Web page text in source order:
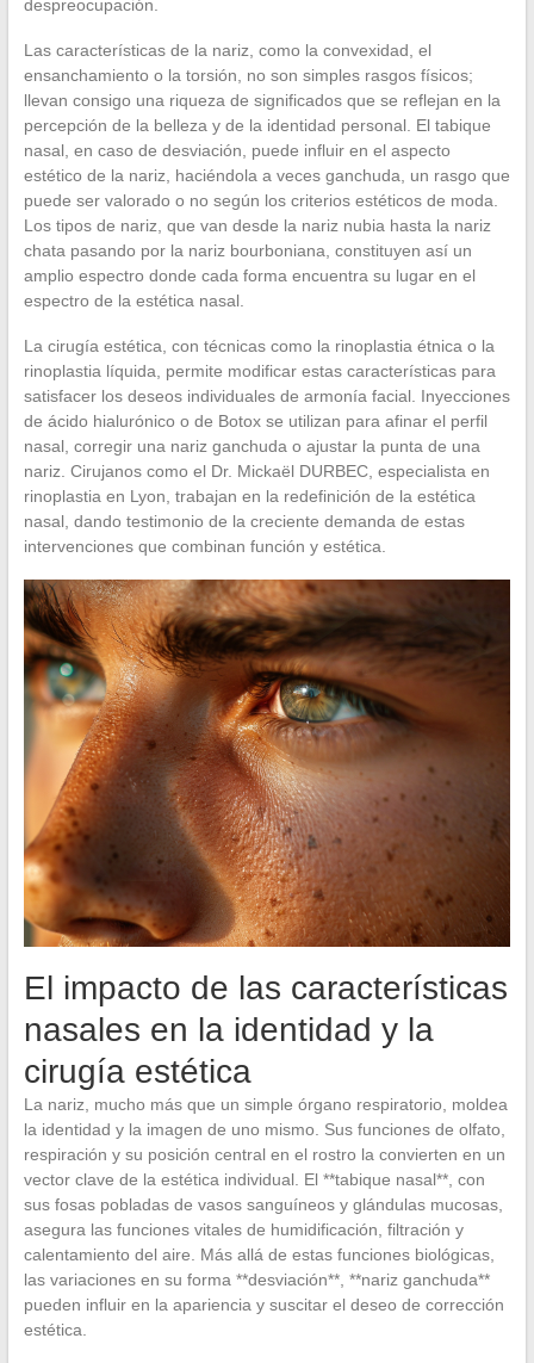
despreocupación.
Las características de la nariz, como la convexidad, el
ensanchamiento o la torsión, no son simples rasgos físicos;
llevan consigo una riqueza de significados que se reflejan en la
percepción de la belleza y de la identidad personal. El tabique
nasal, en caso de desviación, puede influir en el aspecto
estético de la nariz, haciéndola a veces ganchuda, un rasgo que
puede ser valorado o no según los criterios estéticos de moda.
Los tipos de nariz, que van desde la nariz nubia hasta la nariz
chata pasando por la nariz bourboniana, constituyen así un
amplio espectro donde cada forma encuentra su lugar en el
espectro de la estética nasal.
La cirugía estética, con técnicas como la rinoplastia étnica o la
rinoplastia líquida, permite modificar estas características para
satisfacer los deseos individuales de armonía facial. Inyecciones
de ácido hialurónico o de Botox se utilizan para afinar el perfil
nasal, corregir una nariz ganchuda o ajustar la punta de una
nariz. Cirujanos como el Dr. Mickaël DURBEC, especialista en
rinoplastia en Lyon, trabajan en la redefinición de la estética
nasal, dando testimonio de la creciente demanda de estas
intervenciones que combinan función y estética.
El impacto de las características
nasales en la identidad y la
cirugía estética
La nariz, mucho más que un simple órgano respiratorio, moldea
la identidad y la imagen de uno mismo. Sus funciones de olfato,
respiración y su posición central en el rostro la convierten en un
vector clave de la estética individual. El **tabique nasal**, con
sus fosas pobladas de vasos sanguíneos y glándulas mucosas,
asegura las funciones vitales de humidificación, filtración y
calentamiento del aire. Más allá de estas funciones biológicas,
las variaciones en su forma **desviación**, **nariz ganchuda**
pueden influir en la apariencia y suscitar el deseo de corrección
estética.